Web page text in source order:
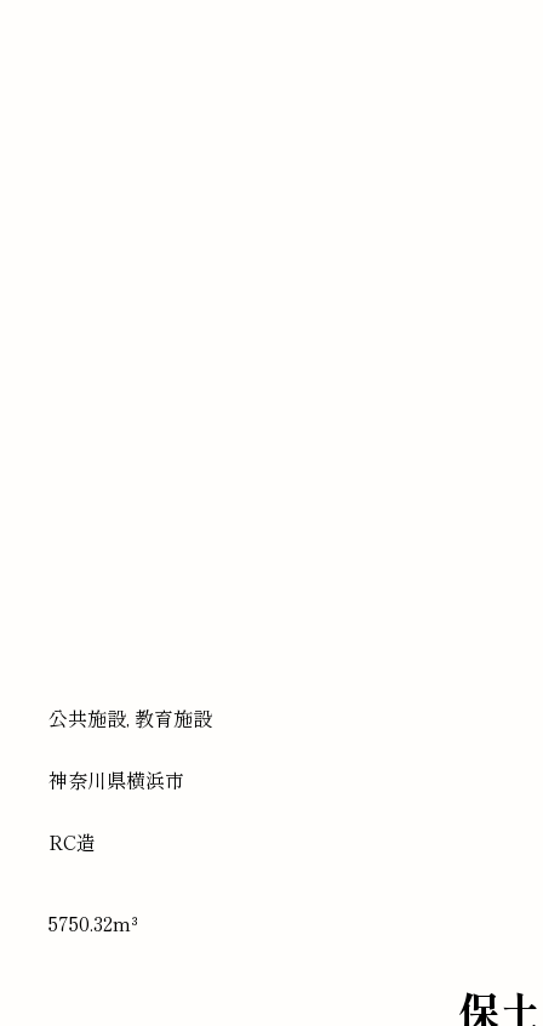
公共施設, 教育施設
神奈川県横浜市
RC造
5750.32m³
保